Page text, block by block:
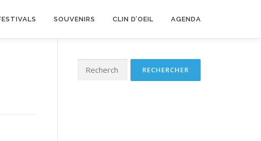
SOUVENIRS CLIN D’OEIL AGENDA